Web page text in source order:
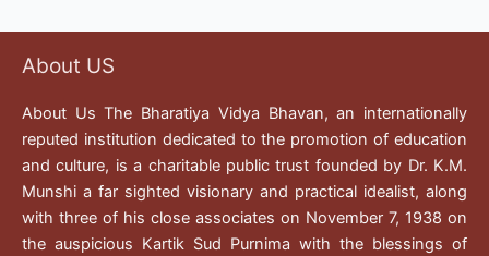
About US
About Us The Bharatiya Vidya Bhavan, an internationally
reputed institution dedicated to the promotion of education
and culture, is a charitable public trust founded by Dr. K.M.
Munshi a far sighted visionary and practical idealist, along
with three of his close associates on November 7, 1938 on
the auspicious Kartik Sud Purnima with the blessings of